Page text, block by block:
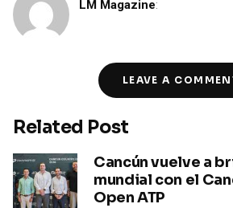
LM Magazine:
LEAVE A
Related Post
Cancún vuelve a
mundial con el
Open ATP